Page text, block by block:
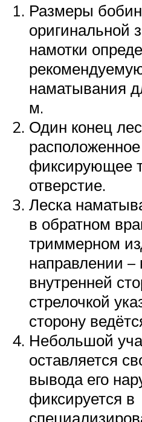
Размеры
оригинальной
намотки
наматывания
м.
Один конец
фиксирующее
отверстие.
Леска
в обратном
триммерном
направлении –
внутренней
стрелочкой
сторону
Небольшой
оставляется
вывода его
фиксируется в